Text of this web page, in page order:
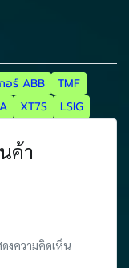
อร์ ABB
TMF
XT7S LSIG
ค้า
งความคิดเห็น